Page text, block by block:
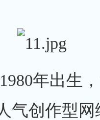
年出生，
气创作型